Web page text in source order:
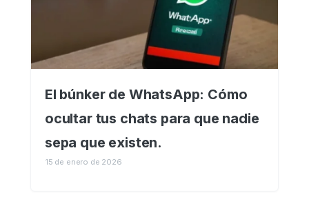
El búnker de WhatsApp: Cómo
ocultar tus chats para que nadie
sepa que existen.
15 de enero de 2026